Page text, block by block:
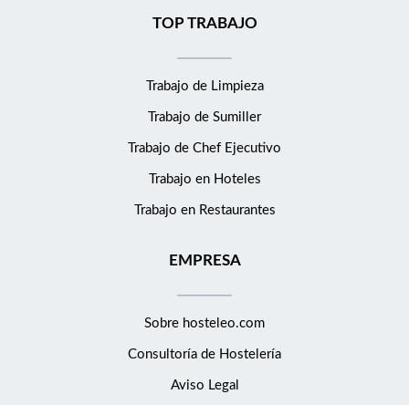
TOP TRABAJO
Trabajo de Limpieza
Trabajo de Sumiller
Trabajo de Chef Ejecutivo
Trabajo en Hoteles
Trabajo en Restaurantes
EMPRESA
Sobre hosteleo.com
Consultoría de Hostelería
Aviso Legal